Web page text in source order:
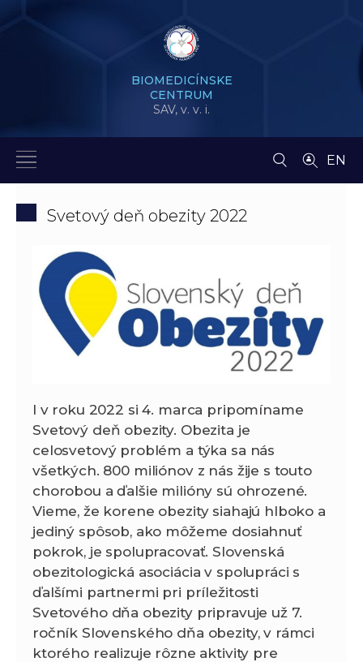
BIOMEDICÍNSKE
CENTRUM
SAV, v. v. i.
EN
Svetový deň obezity 2022
I v roku 2022 si 4. marca pripomíname
Svetový deň obezity. Obezita je
celosvetový problém a týka sa nás
všetkých. 800 miliónov z nás žije s touto
chorobou a ďalšie milióny sú ohrozené.
Vieme, že korene obezity siahajú hlboko a
jediný spôsob, ako môžeme dosiahnuť
pokrok, je spolupracovať. Slovenská
obezitologická asociácia v spolupráci s
ďalšími partnermi pri príležitosti
Svetového dňa obezity pripravuje už 7.
ročník Slovenského dňa obezity, v rámci
ktorého realizuje rôzne aktivity pre